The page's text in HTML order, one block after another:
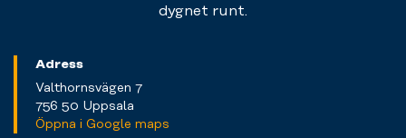
dygnet runt.
Adress
Valthornsvägen 7
756 50 Uppsala
Öppna i Google maps